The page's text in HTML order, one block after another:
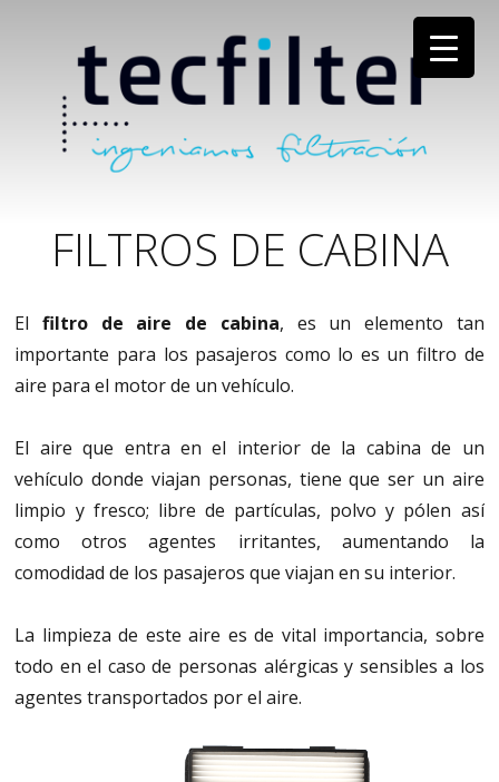
FILTROS DE CABINA
Elfiltro de aire de cabina, es un elemento tan
importante para los pasajeros como lo es un filtro de
aire para el motor de un vehículo.
El aire que entra en el interior de la cabina de un
vehículo donde viajan personas, tiene que ser un aire
limpio y fresco; libre de partículas, polvo y pólen así
como otros agentes irritantes, aumentando la
comodidad de los pasajeros que viajan en su interior.
La limpieza de este aire es de vital importancia, sobre
todo en el caso de personas alérgicas y sensibles a los
agentes transportados por el aire.